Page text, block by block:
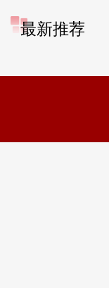
最新推荐